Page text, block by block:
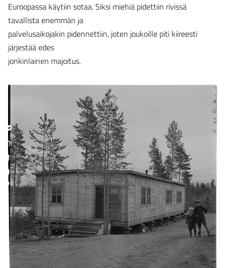
Euroopassa käytiin sotaa. Siksi miehiä pidettiin rivissä
tavallista enemmän ja
palvelusaikojakin pidennettiin, joten joukoille piti kiireesti
järjestää edes
jonkinlainen majoitus.